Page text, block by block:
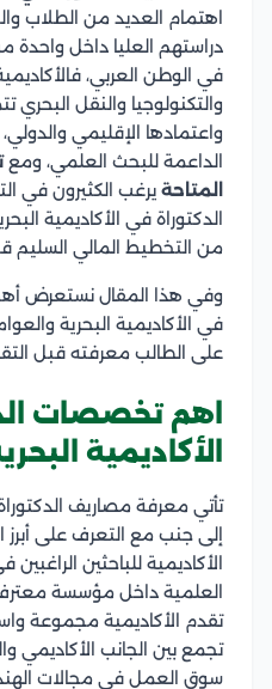
اهتمام العديد من الطلاب
دراستهم العليا داخل واحدة
في الوطن العربي،
والتكنولوجيا والنقل البحري
واعتمادها الإقليمي
الداعمة للبحث العلمي، ومع
المتاحة يرغب الكثيرون في
الدكتوراة في الأكاديمية
من التخطيط المالي السليم
وفي هذا المقال نستعرض
في الأكاديمية البحرية
على الطالب معرفته قبل
اهم تخصصات
الأكاديمية
تأتي معرفة مصاريف
إلى جنب مع التعرف على أبرز
الأكاديمية للباحثين
العلمية داخل مؤسسة معترف
تقدم الأكاديمية مجموعة
تجمع بين الجانب الأكاديمي
سوق العمل في مجالات